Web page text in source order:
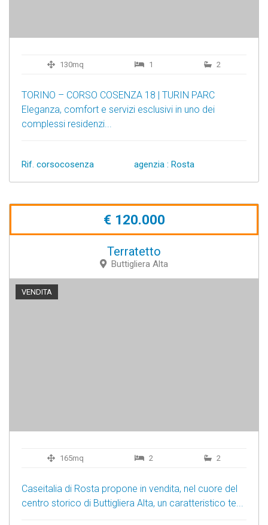
130mq 1 2
TORINO – CORSO COSENZA 18 | TURIN PARC
Eleganza, comfort e servizi esclusivi in uno dei
complessi residenzi...
Rif. corsocosenza agenzia : Rosta
€ 120.000
Terratetto
Buttigliera Alta
VENDITA
165mq 2 2
Caseitalia di Rosta propone in vendita, nel cuore del
centro storico di Buttigliera Alta, un caratteristico te...